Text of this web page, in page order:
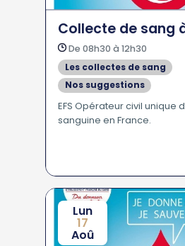
Collecte de sang
De 08h30 à 12h30
Les collectes de sang
Nos suggestions
EFS Opérateur civil unique
sanguine en France.
Lun
17
Aoû